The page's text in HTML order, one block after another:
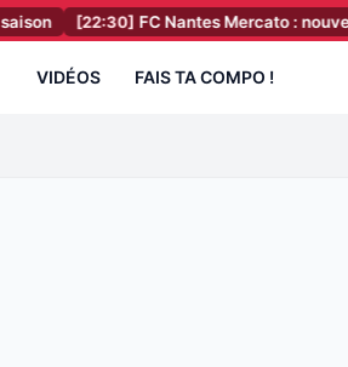
[22:30] FC Nantes Mercato : nouveau
VIDÉOS FAIS TA COMPO !